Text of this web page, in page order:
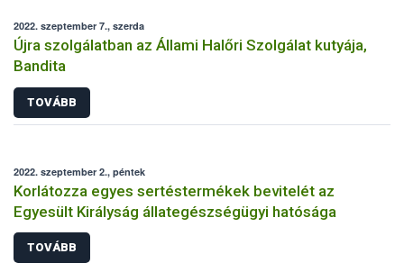
2022. szeptember 7., szerda
Újra szolgálatban az Állami Halőri Szolgálat kutyája,
Bandita
TOVÁBB
2022. szeptember 2., péntek
Korlátozza egyes sertéstermékek bevitelét az
Egyesült Királyság állategészségügyi hatósága
TOVÁBB